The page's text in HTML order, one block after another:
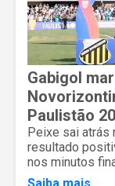
Gabigol
Paulistão
Peixe sai atrás
resultado
nos minutos